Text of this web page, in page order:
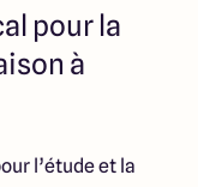
pour la
à
l’étude et la